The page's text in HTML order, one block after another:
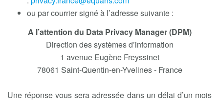
ou par courrier signé à l’adresse suivante :
A l’attention du Data Privacy Manager (DPM)
Direction des systèmes d’information
1 avenue Eugène Freyssinet
78061 Saint-Quentin-en-Yvelines - France
Une réponse vous sera adressée dans un délai d’un mois